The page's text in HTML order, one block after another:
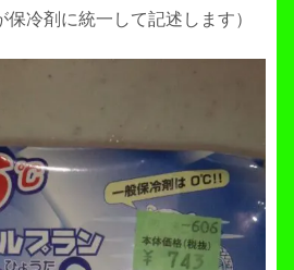
冷剤に統一して記述します）